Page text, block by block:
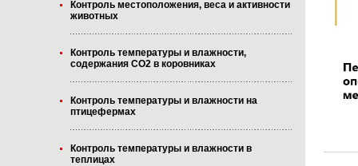
Контроль местоположения, веса и активности
животных
Контроль температуры и влажности,
содержания CO2 в коровниках
Контроль температуры и влажности на
птицефермах
Контроль температуры и влажности в
теплицах